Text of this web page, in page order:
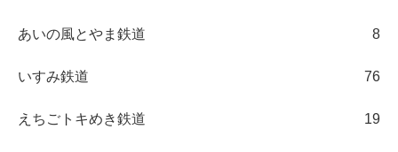
あいの風とやま鉄道 8
いすみ鉄道 76
えちごトキめき鉄道 19